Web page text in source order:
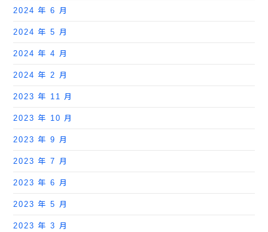
2024 年 6 月
2024 年 5 月
2024 年 4 月
2024 年 2 月
2023 年 11 月
2023 年 10 月
2023 年 9 月
2023 年 7 月
2023 年 6 月
2023 年 5 月
2023 年 3 月